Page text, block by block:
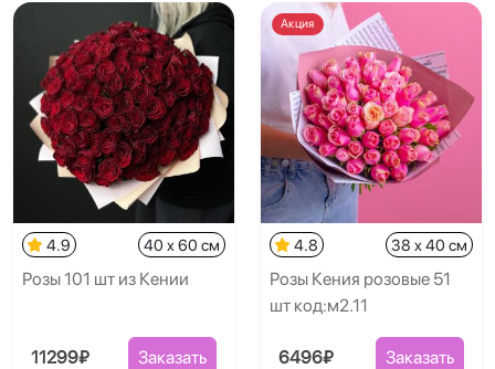
4.9 40 x 60 см
Розы 101 шт из Кении
11299₽ Заказать
Акция
4.8 38 x 40 см
Розы Кения розовые 51
шт код:м2.11
6496₽ Заказать